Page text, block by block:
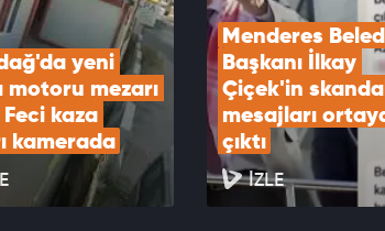
yeni
motoru mezarı
kaza
kamerada
Menderes
Başkanı İlkay
Çiçek'in
mesajları
çıktı
İZLE